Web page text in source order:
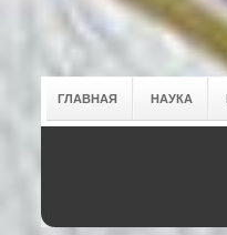
ГЛАВНАЯ НАУКА